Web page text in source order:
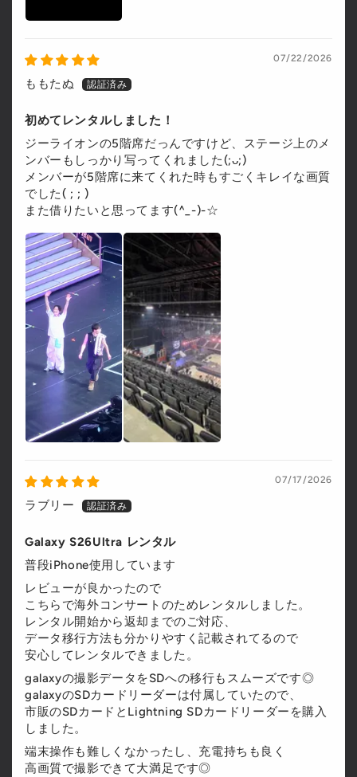
07/22/2026
ももたぬ
初めてレンタルしました！
ジーライオンの5階席だっんですけど、ステージ上のメ
ンバーもしっかり写ってくれました(;ᴗ;)
メンバーが5階席に来てくれた時もすごくキレイな画質
でした( ; ; )
また借りたいと思ってます(^_-)-☆
07/17/2026
ラブリー
Galaxy S26Ultra レンタル
普段iPhone使用しています
レビューが良かったので
こちらで海外コンサートのためレンタルしました。
レンタル開始から返却までのご対応、
データ移行方法も分かりやすく記載されてるので
安心してレンタルできました。
galaxyの撮影データをSDへの移行もスムーズです◎
galaxyのSDカードリーダーは付属していたので、
市販のSDカードとLightning SDカードリーダーを購入
しました。
端末操作も難しくなかったし、充電持ちも良く
高画質で撮影できて大満足です◎